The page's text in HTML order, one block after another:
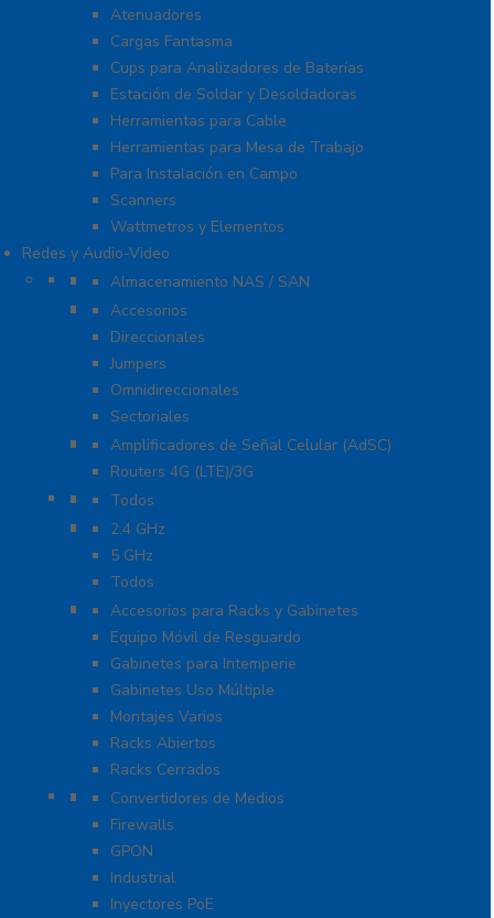
Atenuadores
Cargas Fantasma
Cups para Analizadores de Baterías
Estación de Soldar y Desoldadoras
Herramientas para Cable
Herramientas para Mesa de Trabajo
Para Instalación en Campo
Scanners
Wattmetros y Elementos
Redes y Audio-Video
Almacenamiento NAS / SAN y Servidores
Almacenamiento NAS / SAN
Antenas
Accesorios
Direccionales
Jumpers
Omnidireccionales
Sectoriales
Cobertura para Celular 4G LTE, 3G y Voz
Amplificadores de Señal Celular (AdSC)
Routers 4G (LTE)/3G
Enlaces de Backhaul
Todos
Enlaces PtP y PtMP
2.4 GHz
5 GHz
Todos
Racks y Gabinetes
Accesorios para Racks y Gabinetes
Equipo Móvil de Resguardo
Gabinetes para Intemperie
Gabinetes Uso Múltiple
Montajes Varios
Racks Abiertos
Racks Cerrados
Networking
Convertidores de Medios
Firewalls
GPON
Industrial
Inyectores PoE